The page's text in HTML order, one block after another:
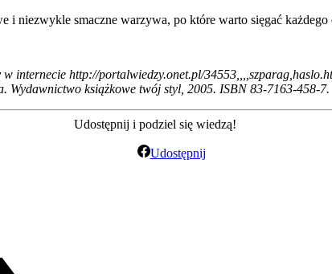
i niezwykle smaczne warzywa, po które warto sięgać każdego
internecie http://portalwiedzy.onet.pl/
książkowe twój styl, 2005. ISBN 83-7163-458-7.
Udostępnij i podziel się wiedzą!
Udostępnij